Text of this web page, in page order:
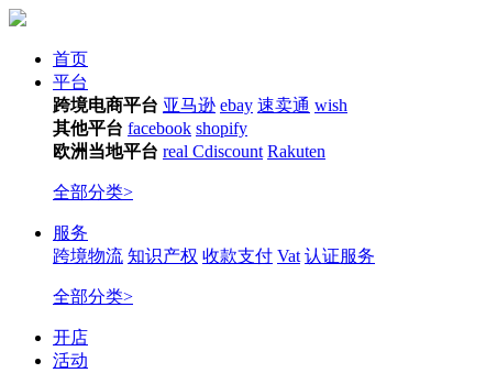
首页
平台
跨境电商平台 亚马逊 ebay 速卖通 wish
其他平台 facebook shopify
欧洲当地平台 real Cdiscount Rakuten
全部分类>
服务
跨境物流 知识产权 收款支付 Vat 认证服务
全部分类>
开店
活动